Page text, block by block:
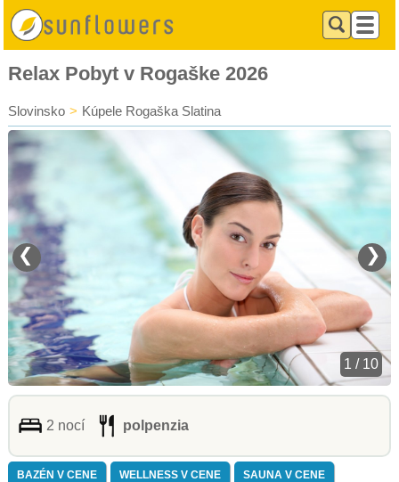
Relax Pobyt v Rogaške 2026
Slovinsko > Kúpele Rogaška Slatina
❮ ❯
1 / 10
2 nocí polpenzia
BAZÉN V CENE WELLNESS V CENE SAUNA V CENE